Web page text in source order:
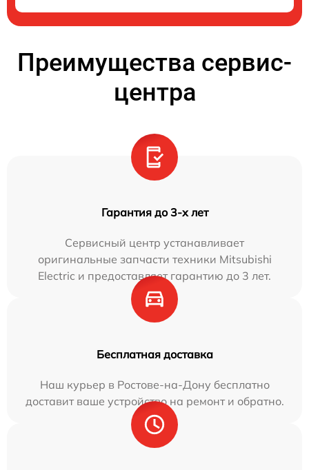
Преимущества сервис-
центра
Гарантия до 3-х лет
Сервисный центр устанавливает
оригинальные запчасти техники Mitsubishi
Electric и предоставляет гарантию до 3 лет.
Бесплатная доставка
Наш курьер в Ростове-на-Дону бесплатно
доставит ваше устройство на ремонт и обратно.